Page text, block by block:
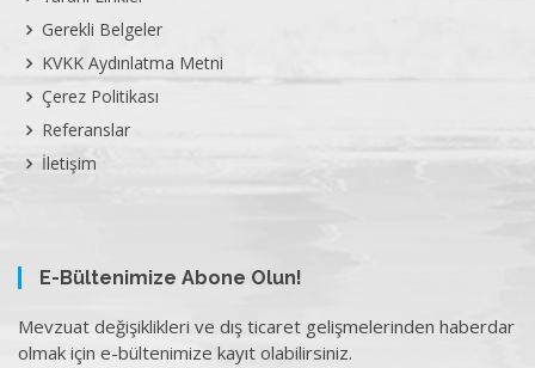
Gerekli Belgeler
KVKK Aydınlatma Metni
Çerez Politikası
Referanslar
İletişim
E-Bültenimize Abone Olun!
Mevzuat değişiklikleri ve dış ticaret gelişmelerinden haberdar
olmak için e-bültenimize kayıt olabilirsiniz.